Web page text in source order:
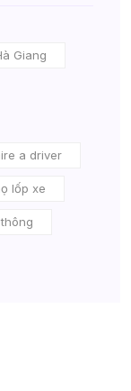
Giang
a driver
lốp xe